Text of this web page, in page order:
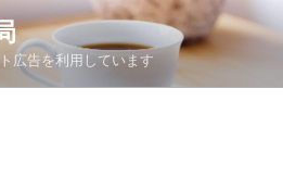
広告を利用しています